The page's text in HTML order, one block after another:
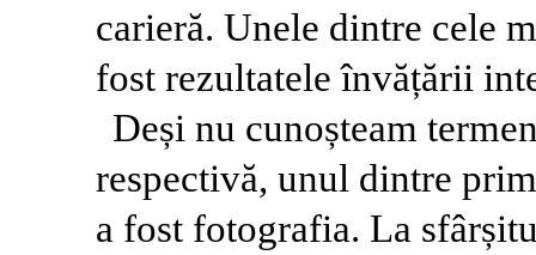
carieră. Unele dintre cele
fost rezultatele învățării
Deși nu cunoșteam
respectivă, unul dintre
a fost fotografia. La